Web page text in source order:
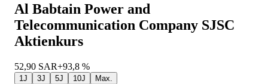
Al Babtain Power and
Telecommunication Company SJSC
Aktienkurs
52,90 SAR+93,8 %
1J 3J 5J 10J Max.